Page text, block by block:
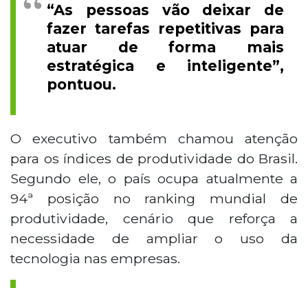
“As pessoas vão deixar de
fazer tarefas repetitivas para
atuar de forma mais
estratégica e inteligente”,
pontuou.
O executivo também chamou atenção
para os índices de produtividade do Brasil.
Segundo ele, o país ocupa atualmente a
94ª posição no ranking mundial de
produtividade, cenário que reforça a
necessidade de ampliar o uso da
tecnologia nas empresas.